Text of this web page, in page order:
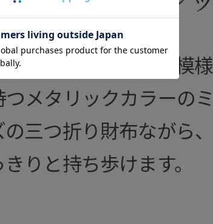
リスの美しい植物模
メタリックカラーの
三つ折り財布ながら
りと持ち歩けます。